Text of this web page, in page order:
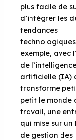
plus facile de
d’intégrer les
tendances
exemple, avec
de l’intelligence
artificielle (IA)
transforme
petit le monde
travail, une
qui mise sur un
de gestion des